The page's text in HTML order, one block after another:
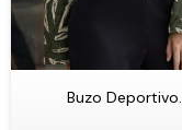
Buzo Deportivo.